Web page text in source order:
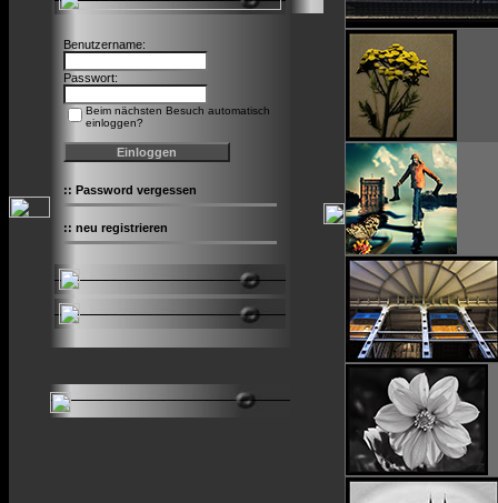
Benutzername:
Passwort:
Beim nächsten Besuch automatisch
einloggen?
:: Password vergessen
:: neu registrieren